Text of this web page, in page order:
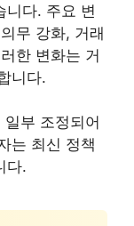
니다. 주요 변
무 강화, 거래
한 변화는 거
니다.
부 조정되어
는 최신 정책
다.